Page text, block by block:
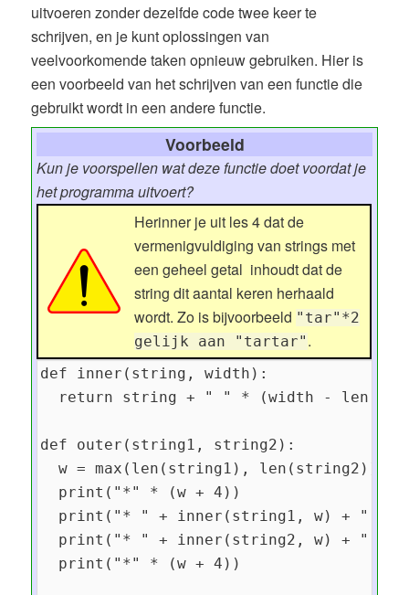
uitvoeren zonder dezelfde code twee keer te
schrijven, en je kunt oplossingen van
veelvoorkomende taken opnieuw gebruiken. Hier is
een voorbeeld van het schrijven van een functie die
gebruikt wordt in een andere functie.
Voorbeeld
Kun je voorspellen wat deze functie doet voordat je
het programma uitvoert?
Herinner je uit les 4 dat de
vermenigvuldiging van strings met
een geheel getal inhoudt dat de
string dit aantal keren herhaald
wordt. Zo is bijvoorbeeld "tar"*2
gelijk aan "tartar" .